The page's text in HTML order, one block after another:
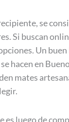
se
Si buscan
Un
hacen en
mates
es luego de